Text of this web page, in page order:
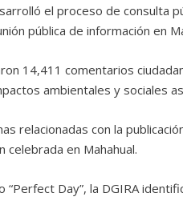
el proceso de consulta
pública de información en
14,411 comentarios
ambientales y sociales
relacionadas con la
celebrada en Mahahual.
Day”, la DGIRA